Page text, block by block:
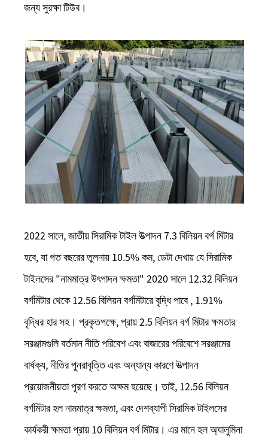
জন্য সুরক্ষা টিউব।
2022 সালে, জাতীয় সিরামিক টাইল উত্পাদন 7.3 বিলিয়ন বর্গ মিটার
হবে, যা গত বছরের তুলনায় 10.5% কম, ডেটা দেখায় যে সিরামিক
টাইলসের "নামমাত্র উৎপাদন ক্ষমতা" 2020 সালে 12.32 বিলিয়ন
বর্গমিটার থেকে 12.56 বিলিয়ন বর্গমিটারে বৃদ্ধি পাবে , 1.91%
বৃদ্ধির হার সহ। প্রকৃতপক্ষে, প্রায় 2.5 বিলিয়ন বর্গ মিটার ক্ষমতার
সরঞ্জামগুলি বর্তমান নীতি পরিবেশ এবং বাজারের পরিবেশে সরঞ্জামের
বার্ধক্য, নীতির পুনরাবৃত্তি এবং অন্যান্য কারণে উত্পাদন
প্রয়োজনীয়তা পূরণ করতে অক্ষম হয়েছে। তাই, 12.56 বিলিয়ন
বর্গমিটার হল নামমাত্র ক্ষমতা, এবং দেশব্যাপী সিরামিক টাইলসের
কার্যকরী ক্ষমতা প্রায় 10 বিলিয়ন বর্গ মিটার। এর মানে হল অ্যালুমিনা